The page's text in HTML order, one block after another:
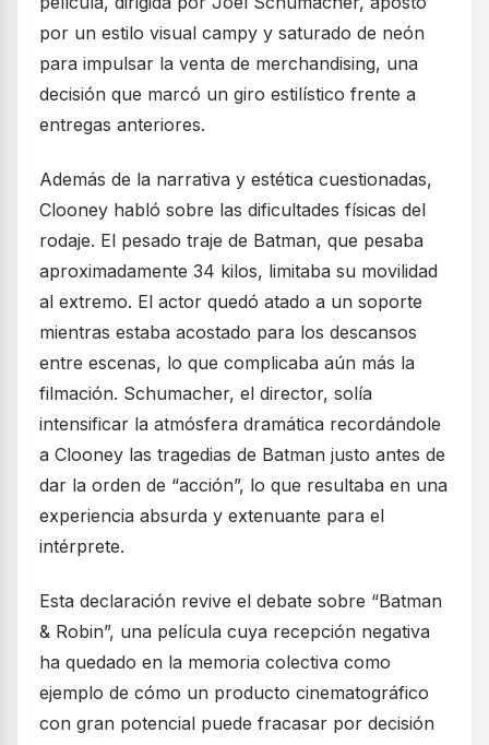
por un estilo visual campy y saturado de neón
para impulsar la venta de merchandising, una
decisión que marcó un giro estilístico frente a
entregas anteriores.
Además de la narrativa y estética cuestionadas,
Clooney habló sobre las dificultades físicas del
rodaje. El pesado traje de Batman, que pesaba
aproximadamente 34 kilos, limitaba su movilidad
al extremo. El actor quedó atado a un soporte
mientras estaba acostado para los descansos
entre escenas, lo que complicaba aún más la
filmación. Schumacher, el director, solía
intensificar la atmósfera dramática recordándole
a Clooney las tragedias de Batman justo antes de
dar la orden de “acción”, lo que resultaba en una
experiencia absurda y extenuante para el
intérprete.
Esta declaración revive el debate sobre “Batman
& Robin”, una película cuya recepción negativa
ha quedado en la memoria colectiva como
ejemplo de cómo un producto cinematográfico
con gran potencial puede fracasar por decisión